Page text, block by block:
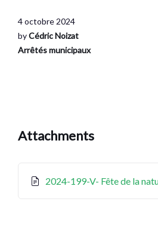
4 octobre 2024
byCédric Noizat
Arrêtés municipaux
Attachments
2024-199-V- Fête de la